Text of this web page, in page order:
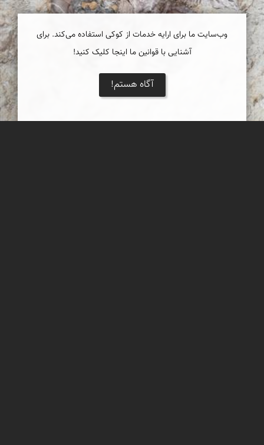
وب‌سایت ما برای ارایه خدمات از کوکی استفاده می‌کند. برای
آشنایی با قوانین ما اینجا کلیک کنید!
آگاه هستم!